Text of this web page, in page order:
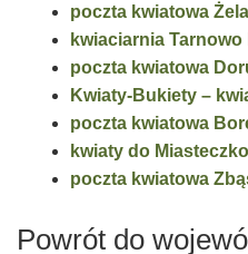
poczta kwiatowa
kwiaciarnia
poczta kwiatowa
Kwiaty-Bukiety –
poczta kwiatowa
kwiaty do
poczta kwiatowa
Powrót do